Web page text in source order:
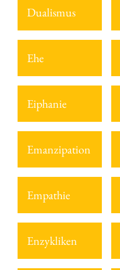
Dualismus
Ehe
Eiphanie
Emanzipation
Empathie
Enzykliken